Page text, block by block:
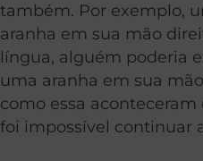
também. Por exemplo,
aranha em sua mão
língua, alguém poderia
uma aranha em sua
como essa
foi impossível continuar